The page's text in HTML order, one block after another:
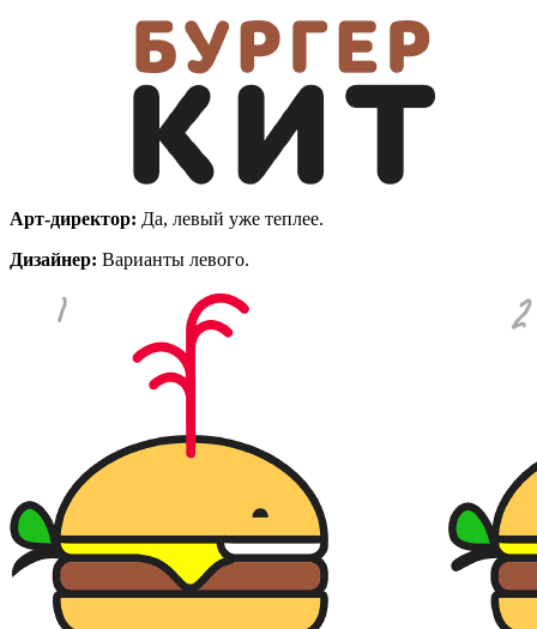
Арт-директор: Да, левый уже теплее.
Дизайнер: Варианты левого.